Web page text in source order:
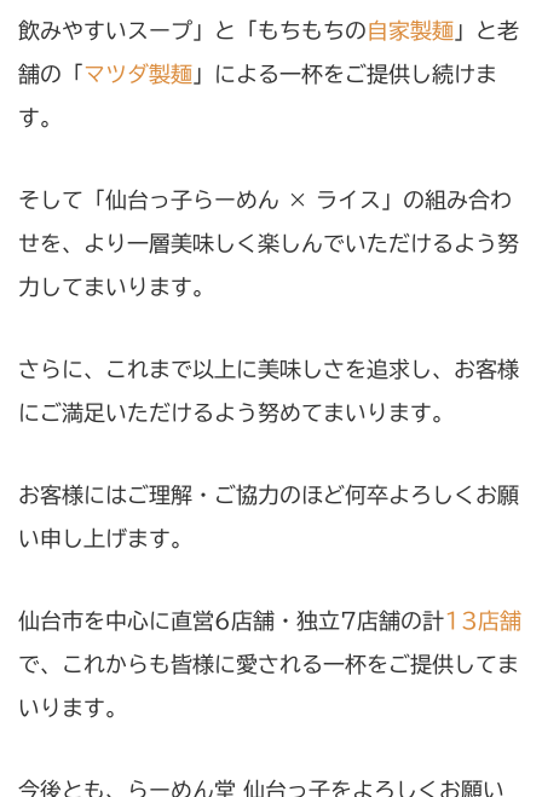
飲みやすいスープ」と「もちもちの自家製麺 」と老
舗の「 マツダ製麺 」による一杯をご提供し続けま
す。
そして「仙台っ子らーめん × ライス」の組み合わ
せを、より一層美味しく楽しんでいただけるよう努
力してまいります。
さらに、これまで以上に美味しさを追求し、お客様
にご満足いただけるよう努めてまいります。
お客様にはご理解・ご協力のほど何卒よろしくお願
い申し上げます。
仙台市を中心に直営6店舗・独立7店舗の計13店舗
で、これからも皆様に愛される一杯をご提供してま
いります。
今後とも、らーめん堂 仙台っ子をよろしくお願い